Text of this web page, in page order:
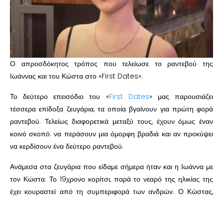
Ο απροσδόκητος τρόπος που τελείωσε το ραντεβού της
Ιωάννας και του Κώστα στο «First Dates».
Το δεύτερο επεισόδιο του «First Dates» μας παρουσιάζει
τέσσερα επίδοξα ζευγάρια, τα οποία βγαίνουν για πρώτη φορά
ραντεβού. Τελείως διαφορετικά μεταξύ τους, έχουν όμως έναν
κοινό σκοπό: να περάσουν μια όμορφη βραδιά και αν προκύψει
να κερδίσουν ένα δεύτερο ραντεβού.
Ανάμεσα στα ζευγάρια που είδαμε σήμερα ήταν και η Ιωάννα με
τον Κώστα. Το 19χρονο κορίτσι, παρά το νεαρό της ηλικίας της
έχει κουραστεί από τη συμπεριφορά των ανδρών. Ο Κώστας,